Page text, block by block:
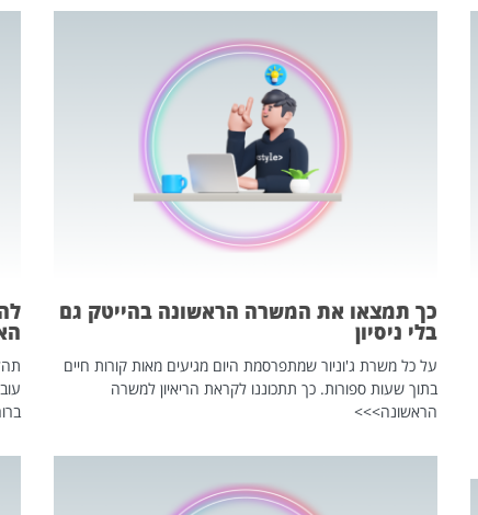
כך תמצאו את המשרה הראשונה בהייטק גם
בלי ניסיון
על כל משרת ג'וניור שמתפרסמת היום מגיעים מאות קורות חיים
בתוך שעות ספורות. כך תתכוננו לקראת הריאיון למשרה
הראשונה>>>